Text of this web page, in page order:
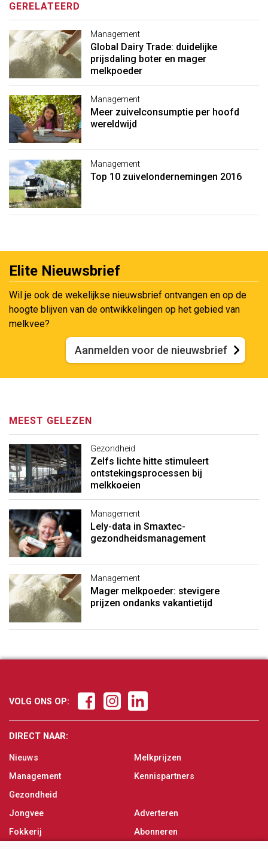
GERELATEERD
Management
Global Dairy Trade: duidelijke
prijsdaling boter en mager
melkpoeder
Management
Meer zuivelconsumptie per hoofd
wereldwijd
Management
Top 10 zuivelondernemingen 2016
Elite Nieuwsbrief
Wil je ook de wekelijkse nieuwsbrief ontvangen en op de
hoogte blijven van de ontwikkelingen op het gebied van
melkvee?
Aanmelden voor de nieuwsbrief
MEEST GELEZEN
Gezondheid
Zelfs lichte hitte stimuleert
ontstekingsprocessen bij
melkkoeien
Management
Lely-data in Smaxtec-
gezondheidsmanagement
Management
Mager melkpoeder: stevigere
prijzen ondanks vakantietijd
VOLG ONS OP:
DIRECT NAAR:
Nieuws
Management
Gezondheid
Jongvee
Fokkerij
Melkprijzen
Kennispartners
Adverteren
Abonneren